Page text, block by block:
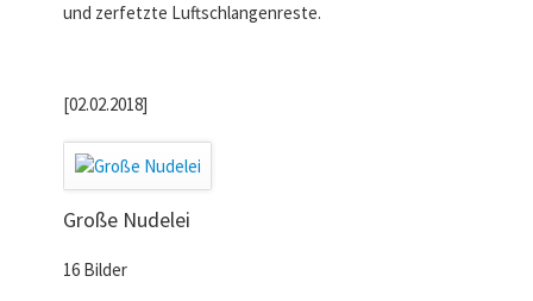
und zerfetzte Luftschlangenreste.
[02.02.2018]
Große Nudelei
16 Bilder